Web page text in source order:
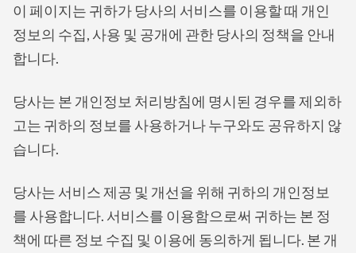
이 페이지는 귀하가 당사의 서비스를 이용할 때 개인
정보의 수집, 사용 및 공개에 관한 당사의 정책을 안내
합니다.
당사는 본 개인정보 처리방침에 명시된 경우를 제외하
고는 귀하의 정보를 사용하거나 누구와도 공유하지 않
습니다.
당사는 서비스 제공 및 개선을 위해 귀하의 개인정보
를 사용합니다. 서비스를 이용함으로써 귀하는 본 정
책에 따른 정보 수집 및 이용에 동의하게 됩니다. 본 개